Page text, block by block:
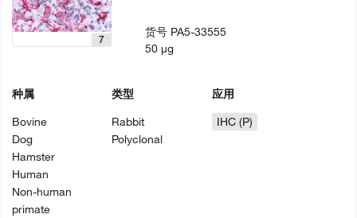
7
种属
Bovine
Dog
Hamster
Human
Non-human
primate
类型
Rabbit
Polyclonal
应用
IHC (P)
货号 PA5-33555
50 µg